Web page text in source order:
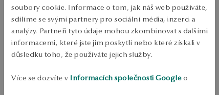
soubory cookie. Informace o tom, jak náš web používáte,
sdílíme se svými partnery pro sociální média, inzerci a
analýzy. Partneři tyto údaje mohou zkombinovat s dalšími
informacemi, které jste jim poskytli nebo které získali v
důsledku toho, že používáte jejich služby.
Více se dozvíte v Informacích společnosti Google o
Kov: bílé zlato
Růst: 585
Typ spony: Hůl
Ozdoba: bezbarvé kamínky